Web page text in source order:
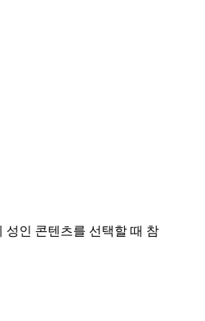
성인 콘텐츠를 선택할 때 참